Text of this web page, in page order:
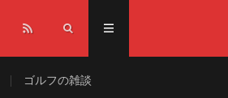
ゴルフの雑談